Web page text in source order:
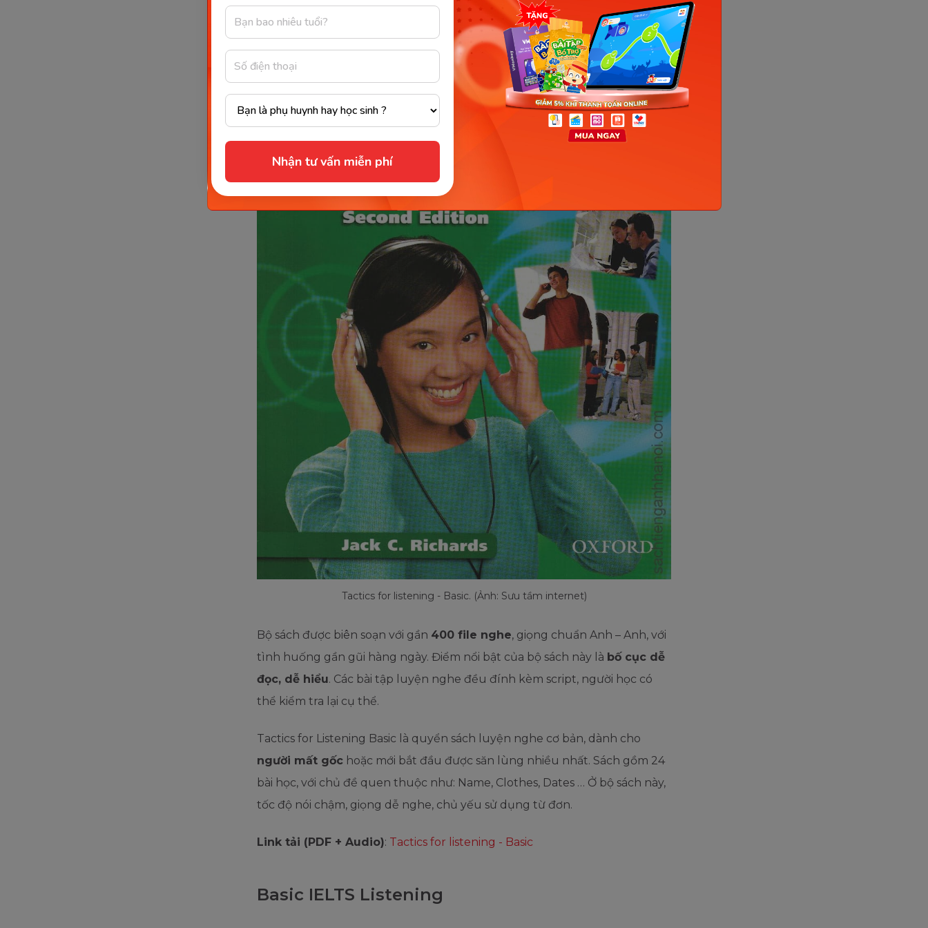
Nhận tư vấn miễn phí
Tactics for listening - Basic. (Ảnh: Sưu tầm internet)
Bộ sách được biên soạn với gần 400 file nghe, giọng chuẩn Anh – Anh, với
tình huống gần gũi hàng ngày. Điểm nổi bật của bộ sách này là bố cục dễ
đọc, dễ hiểu. Các bài tập luyện nghe đều đính kèm script, người học có
thể kiểm tra lại cụ thể.
Tactics for Listening Basic là quyển sách luyện nghe cơ bản, dành cho
người mất gốc hoặc mới bắt đầu được săn lùng nhiều nhất. Sách gồm 24
bài học, với chủ đề quen thuộc như: Name, Clothes, Dates … Ở bộ sách này,
tốc độ nói chậm, giọng dễ nghe, chủ yếu sử dụng từ đơn.
Link tải (PDF + Audio): Tactics for listening - Basic
Basic IELTS Listening